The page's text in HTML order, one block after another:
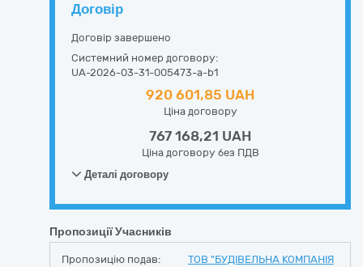
Договір
Договір завершено
Системний номер договору:
UA-2026-03-31-005473-a-b1
920 601,85 UAH
Ціна договору
767 168,21 UAH
Ціна договору без ПДВ
Деталі договору
Пропозиції Учасників
Пропозицію подав: ТОВ "БУДІВЕЛЬНА КОМПАНІЯ